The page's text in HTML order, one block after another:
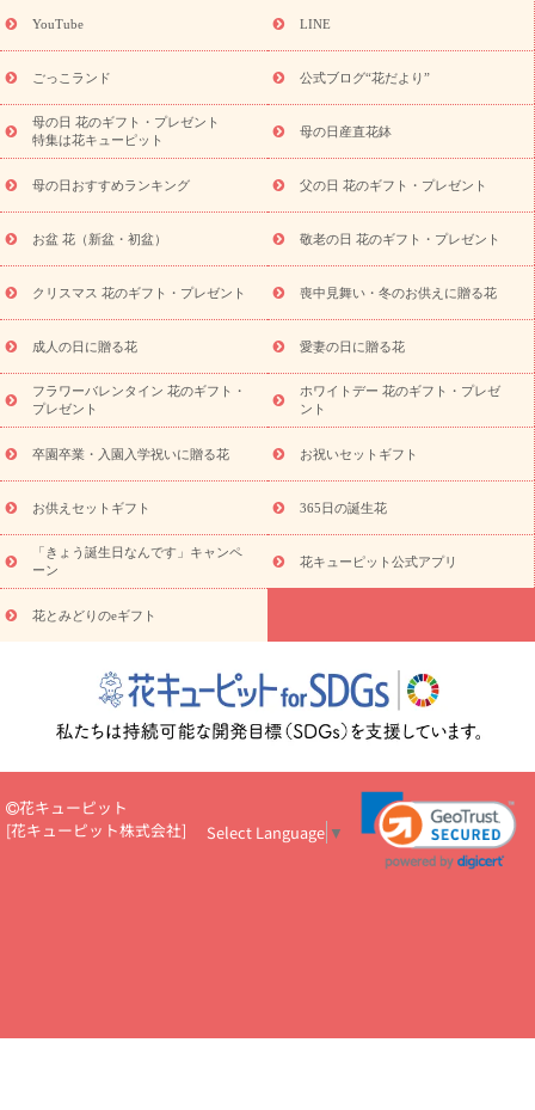
(トルコキキョウ)
9月の誕生花(リンドウ)
ら探す
お祝いの花特集 当日配達特急便 お祝い商品一覧
念日
結婚祝い 出産祝い 退院祝い・快気祝い
寿祝い
プチギフト ペットのお祝いフラワー
お供え・お悔やみの花
四十九日法要以降に贈る花
通夜・葬儀
ワー
ペットのお供えフラワー お盆（新盆・初盆）
その他
お祝い返し
お見舞い お取り寄せギフト ビジネス用
ご自宅
用
観葉植物 ミディ胡蝶蘭 プリザーブドフラワー
スタイル
から探す
え・お悔やみ
胡蝶蘭・花鉢
ミディ胡蝶蘭・お祝い
ミディ胡蝶蘭・お供え
世界初の青色胡蝶蘭 観葉植物
観葉植
物
産直多肉植物 プリザーブドフラワー お祝い
お供え・お
悔やみ
花とセットギフト セミオーダー
プチギフト
（hanamore -ハナモア-）
花とみどりのeギフト
トのeGfit
カラー ピンク イエローオレンジ レッド
お花の
種類
バラ ユリ トルコキキョウ 予算から探す
お祝い・3000円～ お祝い・4000円～ お祝い・5000円～
お
祝い・7000円～ お祝い・10000円～ お供え・お悔やみ
え・お悔やみ・3000円～ お供え・お悔やみ・5000円～
お供
え・お悔やみ・7000円～
注目されている記事 365日の誕生花カレンダー
いのマナー
定年退職祝いのマナー
お祝いを贈るときのマナー・
花キューピットのお祝いコラム一覧
誕生日のお花を「色
彩心理学」で選ぶ方法
結婚祝いの予算相場
出産祝いお役立ち情
報
転職祝いのマナー基礎知識
ペットのお祝いワンポイントアド
お見舞いのマナーとル
ール
新築引っ越し祝いコラム お祝い花のマナー総まとめ
職
場上司や先輩へ贈るお祝い花の正解は？
開店祝いの花 選び方ガイ
あり)
花キューピット×専門家
CO2排出量削減 / SDGsを考える
YouTube LINE
ごっこランド 公式ブログ“花だより”
母の日 花のギフト・プレゼント
特集は花キューピット
母の日産直花鉢
母の日おすすめランキング 父の日 花のギフト・プレゼント
お盆 花（新盆・初盆） 敬老の日 花のギフト・プレゼント
クリスマス 花のギフト・プレゼント 喪中見舞い・冬のお供えに贈る花
成人の日に贈る花 愛妻の日に贈る花
フラワーバレンタイン 花のギフト・
プレゼント
ホワイトデー 花のギフト・プレゼ
ント
卒園卒業・入園入学祝いに贈る花 お祝いセットギフト
お供えセットギフト 365日の誕生花
「きょう誕生日なんです」キャンペ
ーン
花キューピット公式アプリ
花とみどりのeギフト
花キューピット
[花キューピット株式会社] Select Language ▼